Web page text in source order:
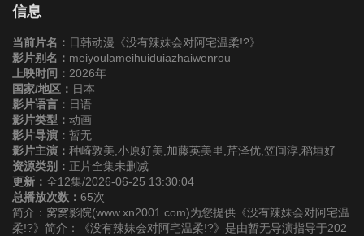
信息
当前片名： 日韩动漫《没有辣妹会对阿宅温柔!?》
影片别名： meiyoulameihuiduiazhaiwenrou
上映时间： 2026年
国家/地区： 日本
影片语言： 日语
影片类型： 动画
影片导演： 暂无
影片主演： 种崎敦美,小原好美,加藤英美里,芹泽优,笠间淳,稻垣好
资源类别： 正片全集未删减
更新： 全12集/2026-06-25 13:30:04
总播放次数： 65次
简介：窝窝影院(www.xn2001.com)为您提供《没有辣妹会对阿宅温
柔!?》简介：《没有辣妹会对阿宅温柔!?》是由暂无导演指导于202